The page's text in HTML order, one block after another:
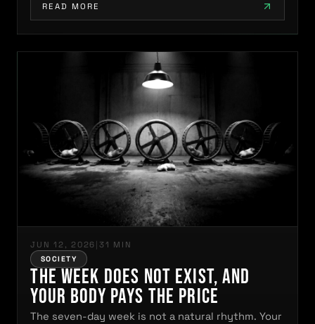
READ MORE
JUN 12, 2026 | 31 MIN
SOCIETY
The Week Does Not Exist, and
Your Body Pays the Price
The seven-day week is not a natural rhythm. Your